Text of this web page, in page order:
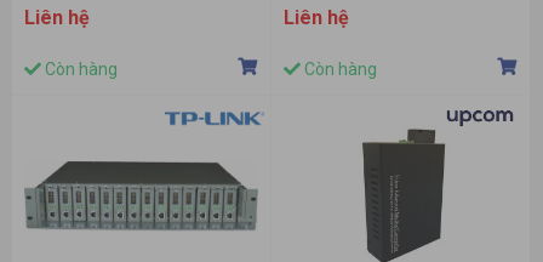
Liên hệ
Còn hàng
Liên hệ
Còn hàng